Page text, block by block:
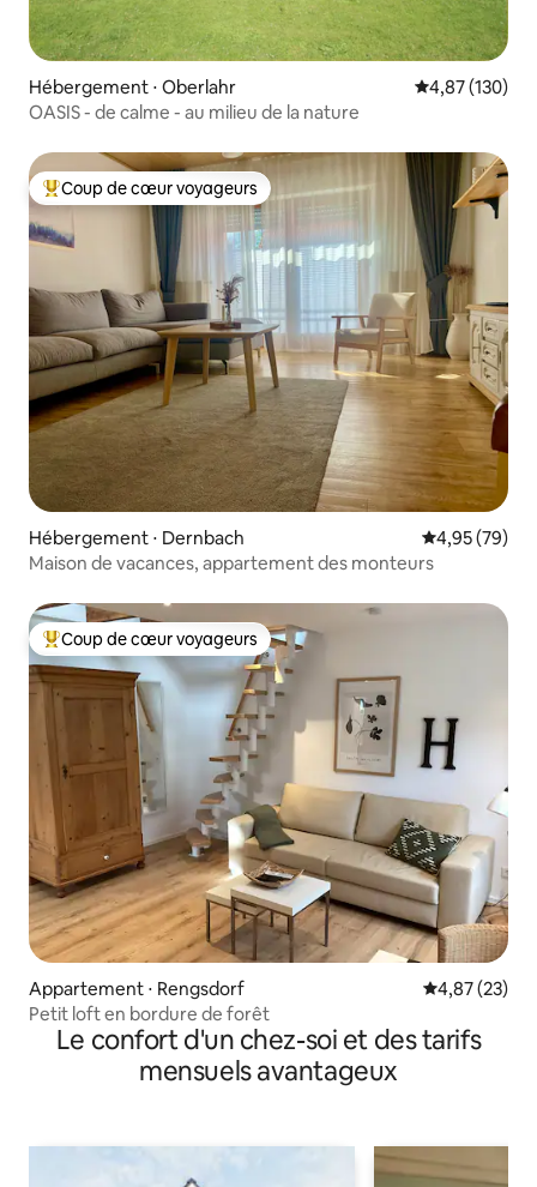
Hébergement ⋅ Oberlahr Évaluation
4,87 (130)
OASIS - de calme - au milieu de la nature
Coups de cœur voyageurs les plus appréciés
Coup de cœur voyageurs
Hébergement ⋅ Dernbach Évaluation
4,95 (79)
Maison de vacances, appartement des monteurs
Coups de cœur voyageurs les plus appréciés
Coup de cœur voyageurs
Appartement ⋅ Rengsdorf Évaluation
4,87 (23)
Petit loft en bordure de forêt
Le confort d'un chez-soi et des tarifs
mensuels avantageux